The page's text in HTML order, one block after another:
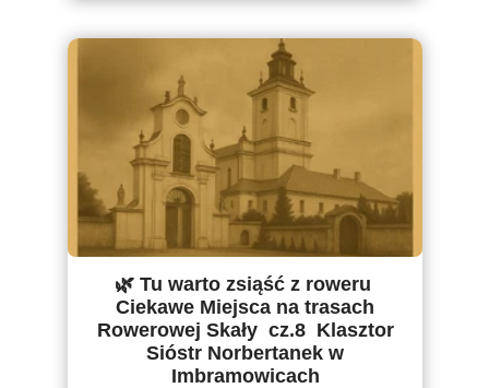
🌿 Tu warto zsiąść z roweru
Ciekawe Miejsca na trasach
Rowerowej Skały cz.8 Klasztor
Sióstr Norbertanek w
Imbramowicach